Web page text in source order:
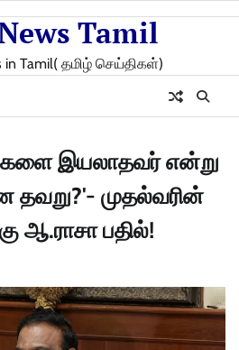
Tamil
in Tamil( தமிழ் செய்திகள்)
இயலாதவர் என்று
முதல்வரின்
ஆ.ராசா பதில்!